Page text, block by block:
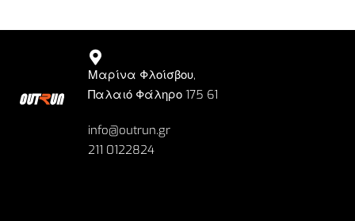
Μαρίνα Φλοίσβου,
Παλαιό Φάληρο 175 61
info@outrun.gr
211 0122824